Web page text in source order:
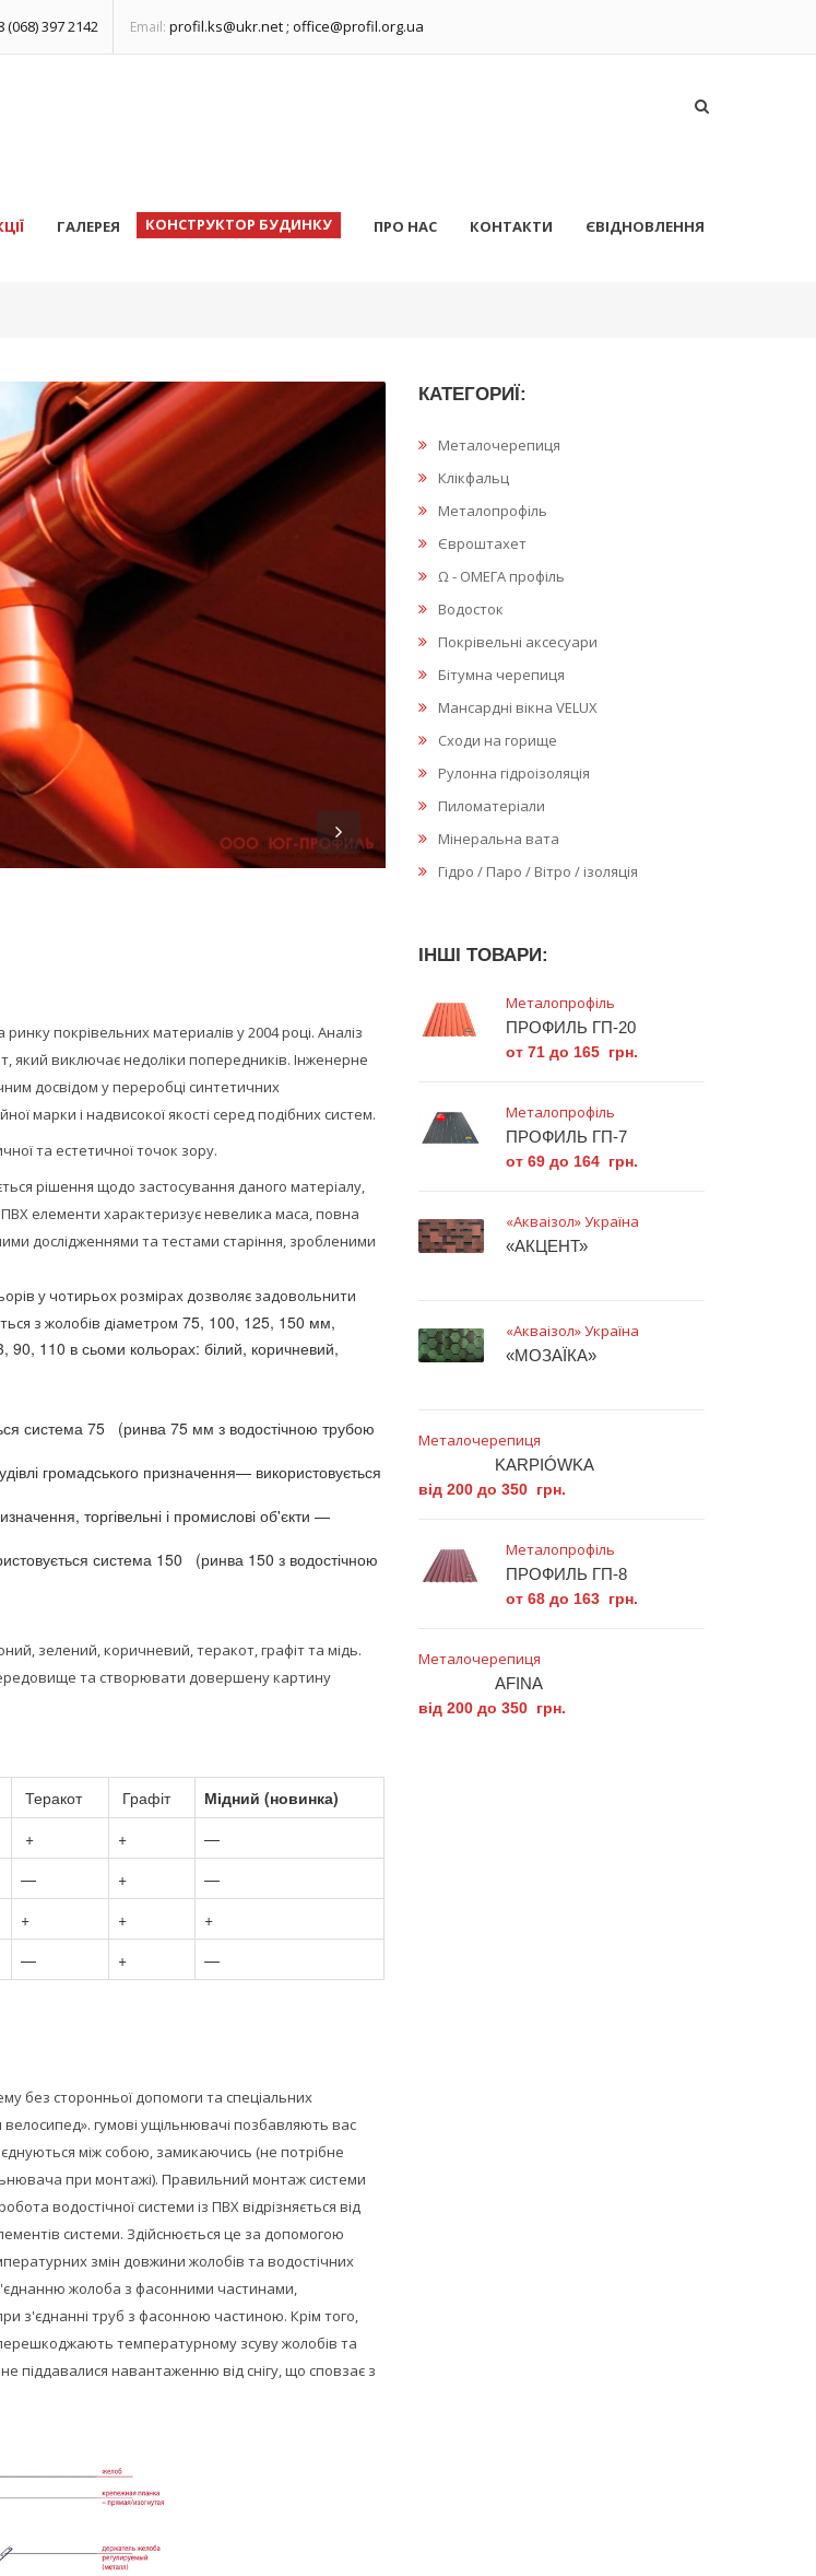
(068) 397 2142 Email: profil.ks@ukr.net ; office@profil.org.ua
ГАЛЕРЕЯ КОНСТРУКТОР БУДИНКУ ПРО НАС КОНТАКТИ ЄВІДНОВЛЕННЯ
покрівельних материалів у 2004 році. Аналіз
який виключає недоліки попередників. Інженерне
досвідом у переробці синтетичних
марки і надвисокої якості серед подібних систем.
та естетичної точок зору.
рішення щодо застосування даного матеріалу,
ПВХ елементи характеризує невелика маса, повна
дослідженнями та тестами старіння, зробленими
у чотирьох розмірах дозволяє задовольнити
з жолобів діаметром 75, 100, 125, 150 мм,
90, 110 в сьоми кольорах: білий, коричневий,
система 75 (ринва 75 мм з водостічною трубою
громадського призначення— використовується
торгівельні і промислові об'єкти —
система 150 (ринва 150 з водостічною
зелений, коричневий, теракот, графіт та мідь.
та створювати довершену картину
Теракот Графіт
Мідний (новинка)
+ +
—
— +
—
+ +
+
— + —
без сторонньої допомоги та спеціальних
велосипед». гумові ущільнювачі позбавляють вас
між собою, замикаючись (не потрібне
при монтажі). Правильний монтаж системи
водостічної системи із ПВХ відрізняється від
системи. Здійснюється це за допомогою
змін довжини жолобів та водостічних
жолоба з фасонними частинами,
з'єднанні труб з фасонною частиною. Крім того,
температурному зсуву жолобів та
піддавалися навантаженню від снігу, що сповзає з
КАТЕГОРИЇ:
Металочерепиця
Клікфальц
Металопрофіль
Євроштахет
Ω - ОМЕГА профіль
Водосток
Покрівельні аксесуари
Бітумна черепиця
Мансардні вікна VELUX
Сходи на горище
Рулонна гідроізоляція
Пиломатеріали
Мінеральна вата
Гідро / Паро / Вітро / ізоляція
ІНШІ ТОВАРИ:
Металопрофіль
ПРОФИЛЬ ГП-20
от 71 до 165 грн.
Металопрофіль
ПРОФИЛЬ ГП-7
от 69 до 164 грн.
«Акваізол» Україна
«АКЦЕНТ»
«Акваізол» Україна
«МОЗАЇКА»
Металочерепиця
KARPIÓWKA
від 200 до 350 грн.
Металопрофіль
ПРОФИЛЬ ГП-8
от 68 до 163 грн.
Металочерепиця
AFINA
від 200 до 350 грн.